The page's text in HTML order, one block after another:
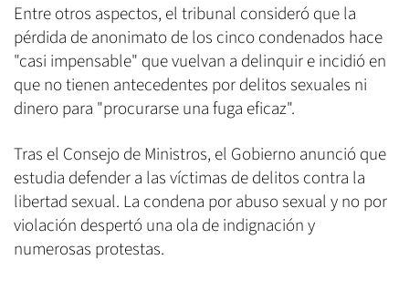
Entre otros aspectos, el tribunal consideró que la
pérdida de anonimato de los cinco condenados hace
"casi impensable" que vuelvan a delinquir e incidió en
que no tienen antecedentes por delitos sexuales ni
dinero para "procurarse una fuga eficaz".
Tras el Consejo de Ministros, el Gobierno anunció que
estudia defender a las víctimas de delitos contra la
libertad sexual. La condena por abuso sexual y no por
violación despertó una ola de indignación y
numerosas protestas.